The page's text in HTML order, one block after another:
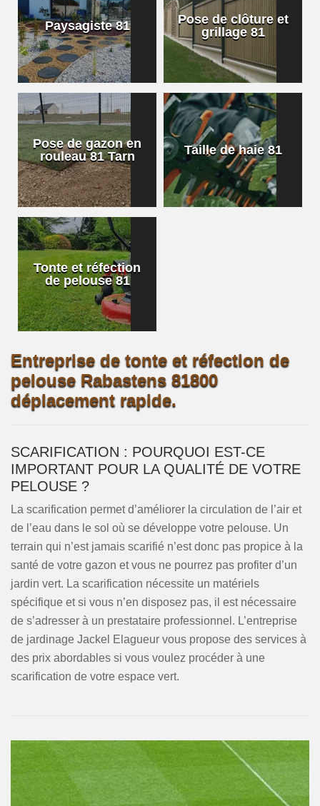
Paysagiste 81
Pose de clôture et
grillage 81
Pose de gazon en
rouleau 81 Tarn
Taille de haie 81
Tonte et réfection
de pelouse 81
Entreprise de tonte et réfection de
pelouse Rabastens 81800
déplacement rapide.
SCARIFICATION : POURQUOI EST-CE
IMPORTANT POUR LA QUALITÉ DE VOTRE
PELOUSE ?
La scarification permet d’améliorer la circulation de l’air et
de l’eau dans le sol où se développe votre pelouse. Un
terrain qui n’est jamais scarifié n’est donc pas propice à la
santé de votre gazon et vous ne pourrez pas profiter d’un
jardin vert. La scarification nécessite un matériels
spécifique et si vous n’en disposez pas, il est nécessaire
de s’adresser à un prestataire professionnel. L’entreprise
de jardinage Jackel Elagueur vous propose des services à
des prix abordables si vous voulez procéder à une
scarification de votre espace vert.